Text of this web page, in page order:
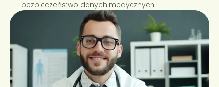
bezpieczeństwo danych medycznych